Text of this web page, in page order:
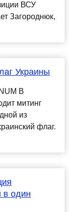
ВСУ
Загороднюк,
Украины
В
митинг
из
флаг.
в один